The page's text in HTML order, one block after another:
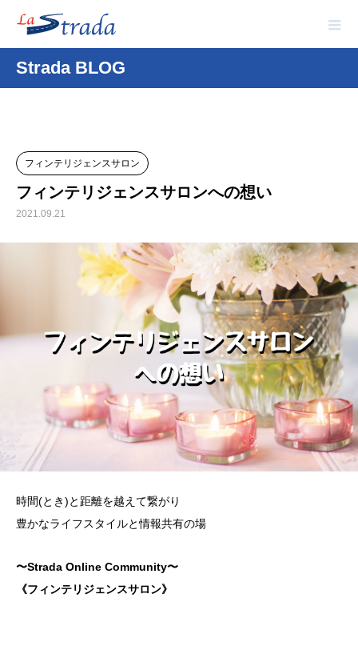
Strada BLOG
フィンテリジェンスサロン
フィンテリジェンスサロンへの想い
2021.09.21
時間(とき)と距離を越えて繋がり
豊かなライフスタイルと情報共有の場
〜Strada Online Community〜
《フィンテリジェンスサロン》